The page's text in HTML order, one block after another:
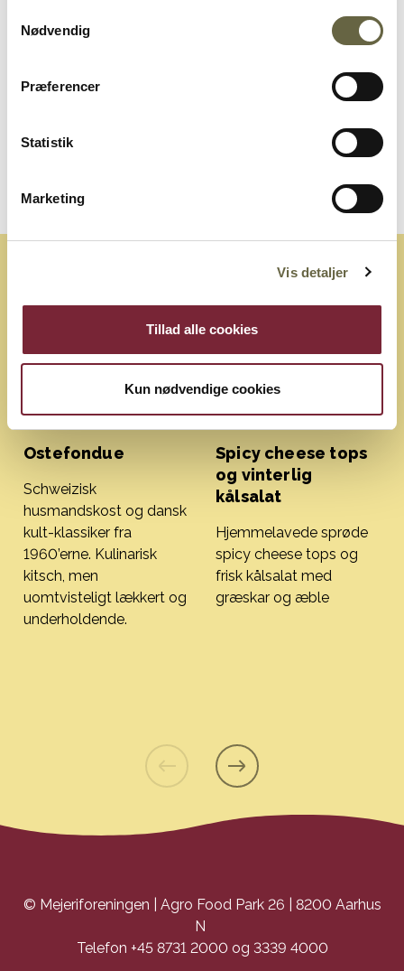
anvendes på ostogko.dk og ændre dit samtykke
her
Nødvendig
Præferencer
Statistik
Marketing
Vis detaljer
Tillad alle cookies
Kun nødvendige cookies
muskatnød.
brug, så den er varm, når ostemassen kommer i.
Hold fonduen varm over en varmekilde, og rør rundt i
her
Ostefondue
Schweizisk
husmandskost og dansk
kult-klassiker fra
1960’erne. Kulinarisk
kitsch, men
uomtvisteligt lækkert og
underholdende.
Spicy cheese tops
og vinterlig
kålsalat
Hjemmelavede sprøde
spicy cheese tops og
frisk kålsalat med
græskar og æble
© Mejeriforeningen | Agro Food Park 26 | 8200 Aarhus
N
Telefon +45 8731 2000 og 3339 4000